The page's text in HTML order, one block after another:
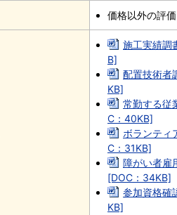
価格以外の評
施工実績調
B]
配置技術者
KB]
常勤する従
C：40KB]
ボランティ
C：31KB]
障がい者雇
[DOC：34KB]
参加資格確
KB]